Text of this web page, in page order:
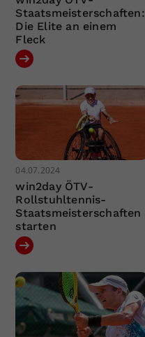
Staatsmeisterschaften:
Die Elite an einem
Fleck
04.07.2024
win2day ÖTV-
Rollstuhltennis-
Staatsmeisterschaften
starten